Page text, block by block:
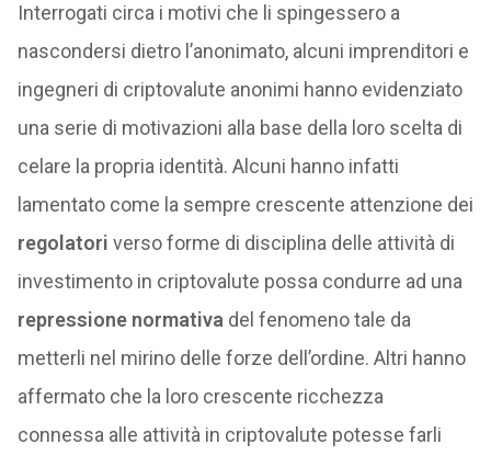
Interrogati circa i motivi che li spingessero a
nascondersi dietro l’anonimato, alcuni imprenditori e
ingegneri di criptovalute anonimi hanno evidenziato
una serie di motivazioni alla base della loro scelta di
celare la propria identità. Alcuni hanno infatti
lamentato come la sempre crescente attenzione dei
regolatori verso forme di disciplina delle attività di
investimento in criptovalute possa condurre ad una
repressione normativa del fenomeno tale da
metterli nel mirino delle forze dell’ordine. Altri hanno
affermato che la loro crescente ricchezza
connessa alle attività in criptovalute potesse farli